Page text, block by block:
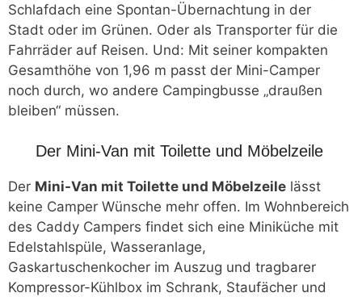
Schlafdach eine Spontan-Übernachtung in der
Stadt oder im Grünen. Oder als Transporter für die
Fahrräder auf Reisen. Und: Mit seiner kompakten
Gesamthöhe von 1,96 m passt der Mini-Camper
noch durch, wo andere Campingbusse „draußen
bleiben“ müssen.
Der Mini-Van mit Toilette und Möbelzeile
Der Mini-Van mit Toilette und Möbelzeile lässt
keine Camper Wünsche mehr offen. Im Wohnbereich
des Caddy Campers findet sich eine Miniküche mit
Edelstahlspüle, Wasseranlage,
Gaskartuschenkocher im Auszug und tragbarer
Kompressor-Kühlbox im Schrank, Staufächer und